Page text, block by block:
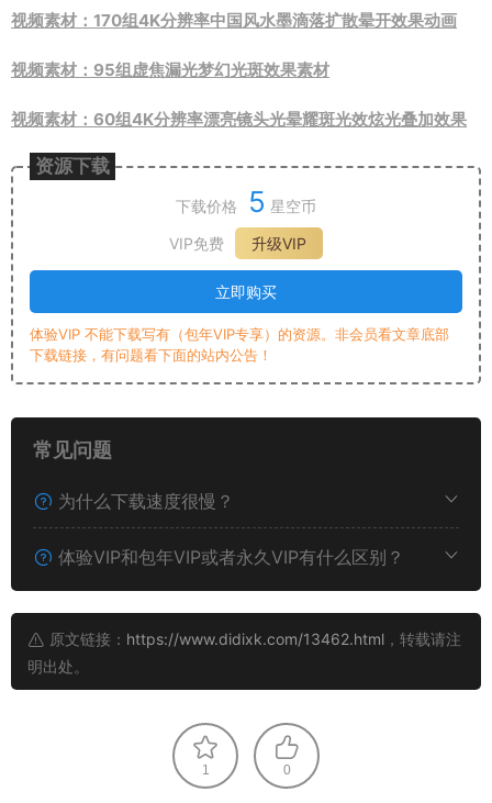
视频素材：170组4K分辨率中国风水墨滴落扩散晕开效果动画
视频素材：95组虚焦漏光梦幻光斑效果素材
视频素材：60组4K分辨率漂亮镜头光晕耀斑光效炫光叠加效果
资源下载
下载价格 5 星空币
VIP免费
升级VIP
立即购买
体验VIP 不能下载写有（包年VIP专享）的资源。非会员看文章底部
下载链接，有问题看下面的站内公告！
常见问题
为什么下载速度很慢？
体验VIP和包年VIP或者永久VIP有什么区别？
原文链接： https://www.didixk.com/13462.html ，转载请注
明出处。
1 0